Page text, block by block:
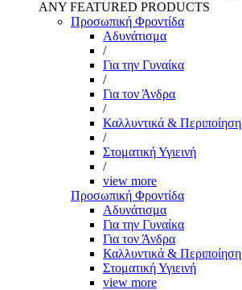
ANY FEATURED PRODUCTS
Προσωπική Φροντίδα
Αδυνάτισμα
/
Για την Γυναίκα
/
Για τον Άνδρα
/
Καλλυντικά & Περιποίηση
/
Στοματική Υγιεινή
/
view more
Προσωπική Φροντίδα
Αδυνάτισμα
Για την Γυναίκα
Για τον Άνδρα
Καλλυντικά & Περιποίηση
Στοματική Υγιεινή
view more